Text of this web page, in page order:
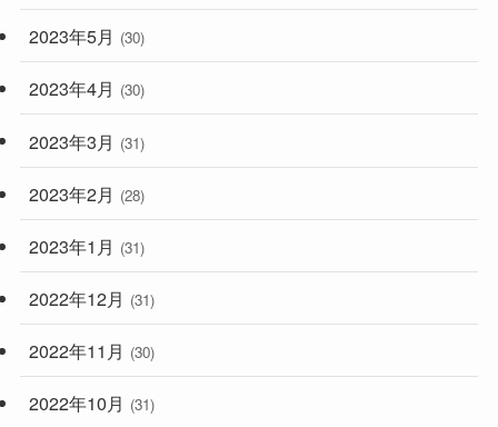
2023年5月 (30)
2023年4月 (30)
2023年3月 (31)
2023年2月 (28)
2023年1月 (31)
2022年12月 (31)
2022年11月 (30)
2022年10月 (31)